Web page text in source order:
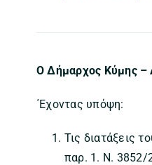
Ο Δήμαρχος Κύμης –
΄Εχοντας υπόψη:
Τις διατάξεις
παρ. 1. Ν. 3852/